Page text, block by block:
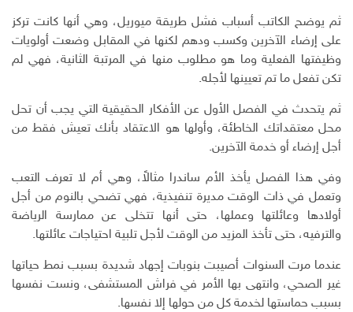
ثم يوضح الكاتب أسباب فشل طريقة ميوريل، وهي أنها كانت تركز
على إرضاء الآخرين وكسب ودهم لكنها في المقابل وضعت أولويات
وظيفتها الفعلية وما هو مطلوب منها في المرتبة الثانية، فهي لم
تكن تفعل ما تم تعيينها لأجله.
ثم يتحدث في الفصل الأول عن الأفكار الحقيقية التي يجب أن تحل
محل معتقداتك الخاطئة، وأولها هو الاعتقاد بأنك تعيش فقط من
أجل إرضاء أو خدمة الآخرين.
وفي هذا الفصل يأخذ الأم ساندرا مثالاً، وهي أم لا تعرف التعب
وتعمل في ذات الوقت مديرة تنفيذية، فهي تضحي بالنوم من أجل
أولادها وعائلتها وعملها، حتى أنها تتخلى عن ممارسة الرياضة
والترفيه، حتى تأخذ المزيد من الوقت لأجل تلبية احتياجات عائلتها.
عندما مرت السنوات أصيبت بنوبات إجهاد شديدة بسبب نمط حياتها
غير الصحي، وانتهى بها الأمر في فراش المستشفى، ونست نفسها
بسبب حماستها لخدمة كل من حولها إلا نفسها.